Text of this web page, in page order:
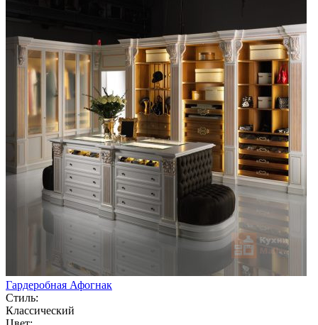
Гардеробная Афогнак
Стиль:
Классический